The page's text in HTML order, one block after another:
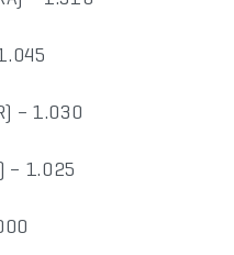
– 1.030
– 1.025